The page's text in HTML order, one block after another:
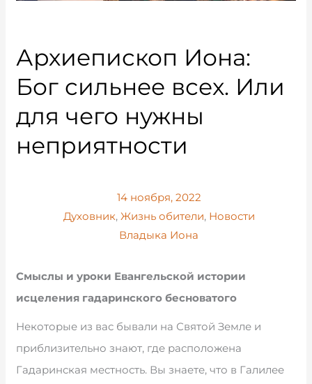
Архиепископ Иона:
Бог сильнее всех. Или
для чего нужны
неприятности
14 ноября, 2022
Духовник, Жизнь обители, Новости
Владыка Иона
Смыслы и уроки Евангельской истории
исцеления гадаринского бесноватого
Некоторые из вас бывали на Святой Земле и
приблизительно знают, где расположена
Гадаринская местность. Вы знаете, что в Галилее